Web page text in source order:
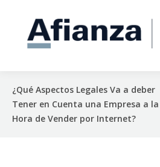
¿Qué Aspectos Legales Va a deber
Tener en Cuenta una Empresa a la
Hora de Vender por Internet?